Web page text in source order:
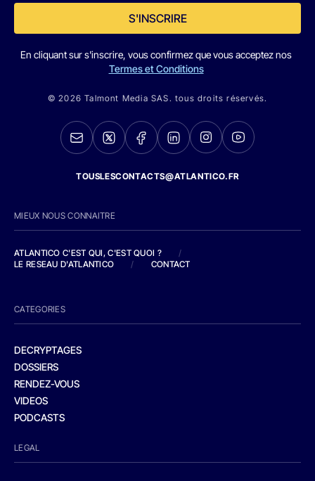
S'INSCRIRE
En cliquant sur s'inscrire, vous confirmez que vous acceptez nos
Termes et Conditions
© 2026 Talmont Media SAS. tous droits réservés.
TOUSLESCONTACTS@ATLANTICO.FR
MIEUX NOUS CONNAITRE
ATLANTICO C'EST QUI, C'EST QUOI ?
/
LE RESEAU D'ATLANTICO
/ CONTACT
CATEGORIES
DECRYPTAGES
DOSSIERS
RENDEZ-VOUS
VIDEOS
PODCASTS
LEGAL